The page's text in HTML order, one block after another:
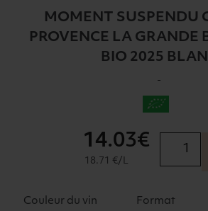
MOMENT SUSPENDU
PROVENCE LA GRANDE
BIO 2025
-
14.03€
18.71 €/L
Couleur du vin Format